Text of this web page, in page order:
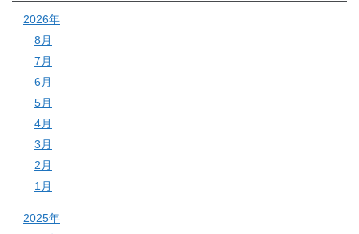
2026年
8月
7月
6月
5月
4月
3月
2月
1月
2025年